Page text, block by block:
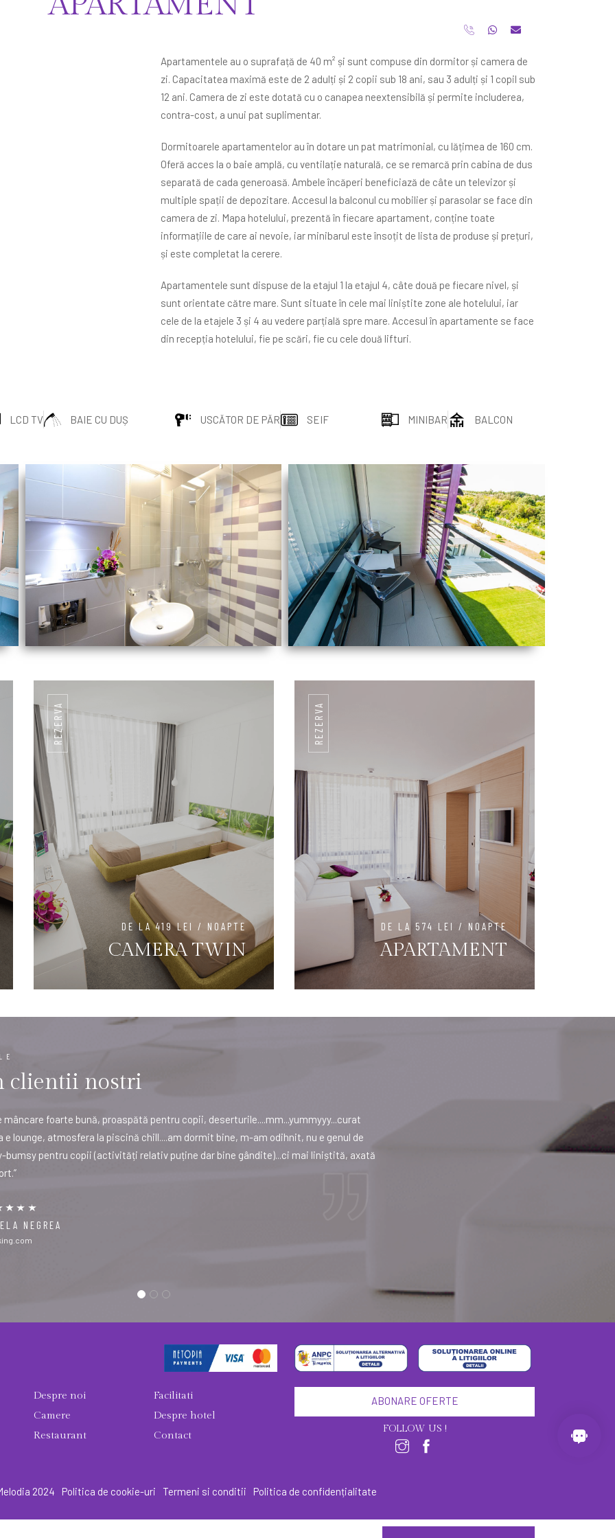
Apartamentele au o suprafață de 40 m² și sunt compuse din dormitor și camera de
zi. Capacitatea maximă este de 2 adulți și 2 copii sub 18 ani, sau 3 adulți și 1 copil sub
12 ani. Camera de zi este dotată cu o canapea neextensibilă și permite includerea,
contra-cost, a unui pat suplimentar.
Dormitoarele apartamentelor au în dotare un pat matrimonial, cu lățimea de 160 cm.
Oferă acces la o baie amplă, cu ventilație naturală, ce se remarcă prin cabina de dus
separată de cada generoasă. Ambele încăperi beneficiază de câte un televizor și
multiple spații de depozitare. Accesul la balconul cu mobilier și parasolar se face din
camera de zi. Mapa hotelului, prezentă în fiecare apartament, conține toate
informațiile de care ai nevoie, iar minibarul este însoțit de lista de produse și prețuri,
și este completat la cerere.
Apartamentele sunt dispuse de la etajul 1 la etajul 4, câte două pe fiecare nivel, și
sunt orientate către mare. Sunt situate în cele mai liniștite zone ale hotelului, iar
cele de la etajele 3 și 4 au vedere parțială spre mare. Accesul în apartamente se face
din recepția hotelului, fie pe scări, fie cu cele două lifturi.
LCD TV BAIE CU DUȘ USCĂTOR DE PĂR SEIF MINIBAR BALCON
REZERVA
DE LA 419 LEI / NOAPTE
CAMERA TWIN
REZERVA
DE LA 574 LEI / NOAPTE
APARTAMENT
DE LA 574 LEI / NOAPTE
2-4 persoane
Pat matrimonial
40 mp2
DETALII
clientii nostri
mâncare foarte bună, proaspătă pentru copii, deserturile....mm...yummyyy...curat
lounge, atmosfera la piscină chill....am dormit bine, m-am odihnit, nu e genul de
bumsy pentru copii (activități relativ puține dar bine gândite)...ci mai liniștită, axată
NEGREA
Totul a fost excelent. Curățenie exemplară,
diversificat și foarte bun, personalul foarte
Despre noi
Camere
Restaurant
Facilitati
Despre hotel
Contact
ABONARE OFERTE
FOLLOW US !
2024 Politica de cookie-uri Termeni si conditii Politica de confidențialitate